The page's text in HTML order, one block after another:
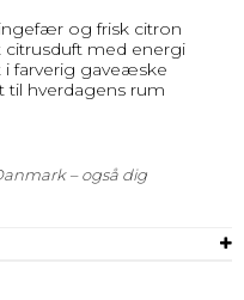
og frisk citron
citrusduft med energi
i farverig gaveæske
til hverdagens rum
– også dig